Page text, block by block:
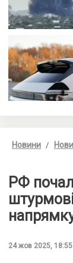
Новини
РФ
24 жов 2025, 18:55